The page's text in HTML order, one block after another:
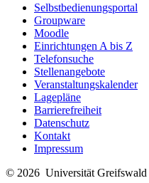
Selbstbedienungsportal
Groupware
Moodle
Einrichtungen A bis Z
Telefonsuche
Stellenangebote
Veranstaltungskalender
Lagepläne
Barrierefreiheit
Datenschutz
Kontakt
Impressum
© 2026 Universität Greifswald